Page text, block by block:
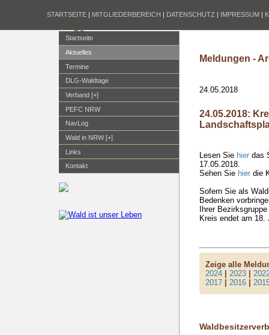
STARTSEITE | MITGLIEDERBEREICH | DATENSCHUTZ | IMPRESSUM |
Startseite
Aktuelles
Termine
DLG-Waldtage
Verband [+]
PEFC NRW
NavLog
Wald in NRW [+]
Links
Kontakt
Meldungen -
24.05.2018
24.05.2018:
Lesen Sie hier das
17.05.2018.
Sehen Sie hier die
Sofern Sie als
Bedenken
Ihrer
Kreis endet am 18.
Zeige alle
2024 |2023 |
2017 |2016 |